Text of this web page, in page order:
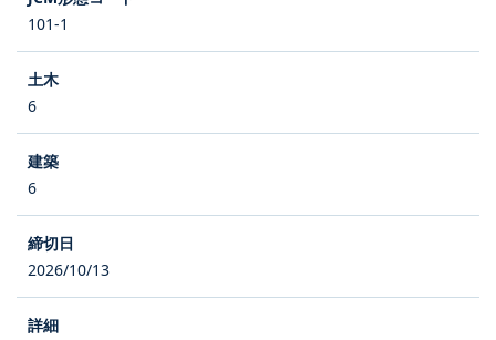
101-1
6
6
2026/10/13